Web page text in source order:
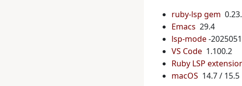
ruby-lsp gem
Emacs 29.4
lsp-mode-
VS Code 1.100.2
Ruby LSP
macOS 14.7 / 15.5